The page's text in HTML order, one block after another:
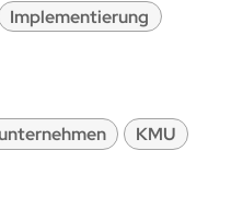
Implementierung
KMU